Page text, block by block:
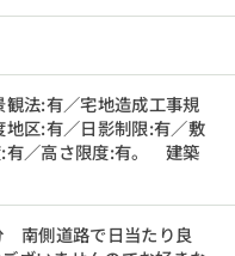
法:有／宅地造成工事規
区:有／日影制限:有／敷
有／高さ限度:有。 建築
南側道路で日当たり良